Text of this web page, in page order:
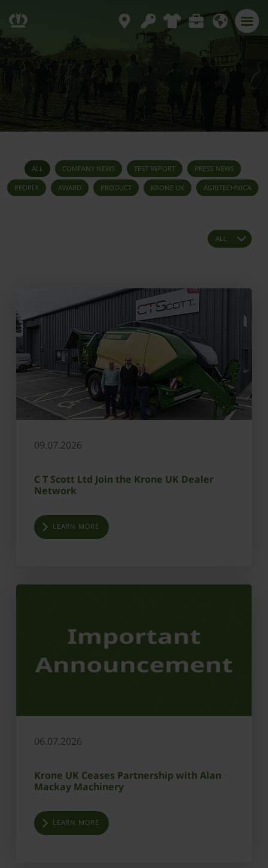
ALL COMPANY NEWS TEST REPORT PRESS NEWS
PEOPLE AWARD PRODUCT KRONE UK AGRITECHNICA
09.07.2026
C T Scott Ltd Join the Krone UK Dealer
Network
LEARN MORE
06.07.2026
Krone UK Ceases Partnership with Alan
Mackay Machinery
LEARN MORE